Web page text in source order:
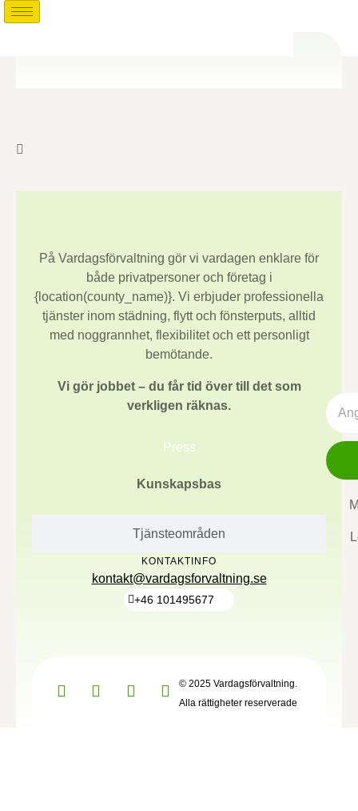
På Vardagsförvaltning gör vi vardagen enklare för
både privatpersoner och företag i
{location(county_name)}. Vi erbjuder professionella
tjänster inom städning, flytt och fönsterputs, alltid
med noggrannhet, flexibilitet och ett personligt
bemötande.
Vi gör jobbet – du får tid över till det som
verkligen räknas.
Press
Tjänsteområden
Kunskapsbas
KONTAKTINFO
kontakt@vardagsforvaltning.se
+46 101495677
© 2025 Vardagsförvaltning.
Alla rättigheter reserverade